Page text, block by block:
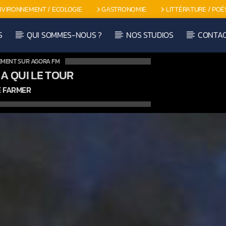
/ ECOLOGIE GASTRONOMIE LITTÉRATURE /
QUI SOMMES-NOUS ? NOS STUDIOS
SUR AGORA FM
QUI LE TOUR